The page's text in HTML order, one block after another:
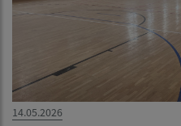
14.05.2026